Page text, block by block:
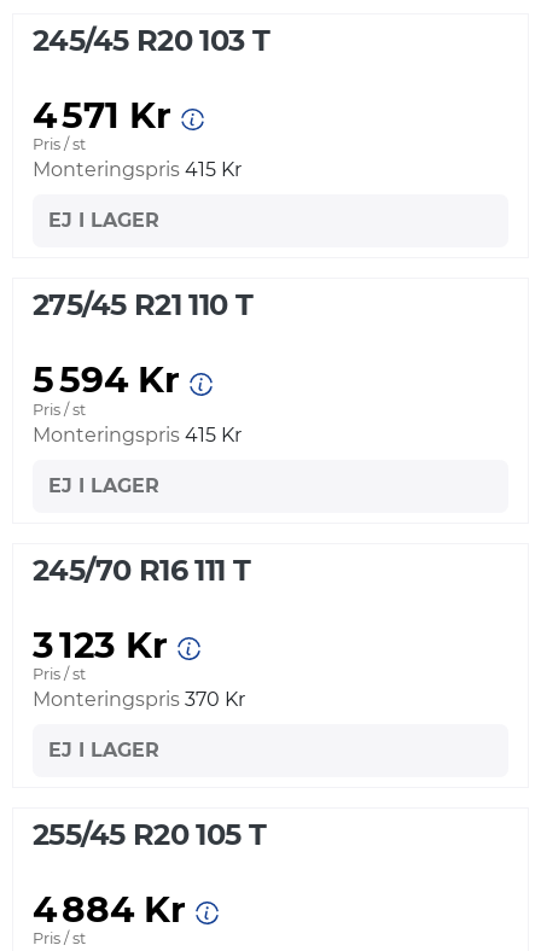
245/45 R20 103 T
4 571 Kr
Pris / st
Monteringspris 415 Kr
EJ I LAGER
275/45 R21 110 T
5 594 Kr
Pris / st
Monteringspris 415 Kr
EJ I LAGER
245/70 R16 111 T
3 123 Kr
Pris / st
Monteringspris 370 Kr
EJ I LAGER
255/45 R20 105 T
4 884 Kr
Pris / st